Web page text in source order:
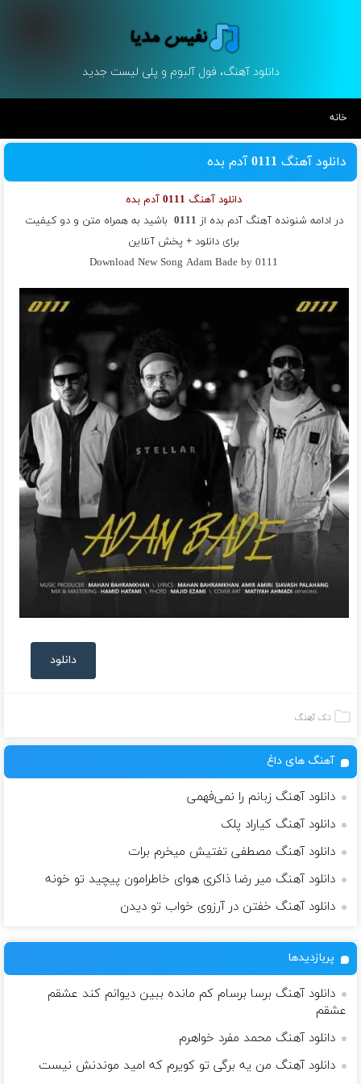
دانلود آهنگ، فول آلبوم و پلی لیست جدید
خانه
دانلود آهنگ 0111 آدم بده
دانلود آهنگ 0111 آدم بده
در ادامه شنونده آهنگ آدم بده از 0111 باشید به همراه متن و دو کیفیت
برای دانلود + پخش آنلاین
Download New Song Adam Bade by 0111
دانلود
تک آهنگ
آهنگ های داغ
دانلود آهنگ زبانم را نمی‌فهمی
دانلود آهنگ کیاراد پلک
دانلود آهنگ مصطفی تفتیش میخرم برات
دانلود آهنگ میر رضا ذاکری هوای خاطرامون پیچید تو خونه
دانلود آهنگ خفتن در آرزوی خواب تو دیدن
پربازدیدها
دانلود آهنگ برسا برسام کم مانده ببین دیوانم کند عشقم
عشقم
دانلود آهنگ محمد مفرد خواهرم
دانلود آهنگ من یه برگی تو کویرم که امید موندنش نیست